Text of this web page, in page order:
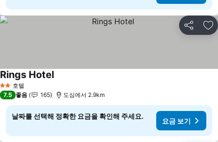
공유 즐
2 성급호텔
Rings Hotel요금 보기
7.5 좋음 165 도심에서 2.9km
날짜를 선택해 정확한 요금을 확인해 주세요.
요금 보기